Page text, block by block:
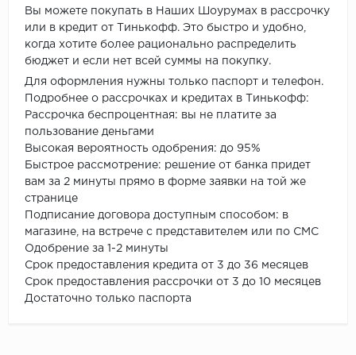
Вы можете покупать в Наших Шоурумах в рассрочку
или в кредит от Тинькофф. Это быстро и удобно,
когда хотите более рационально распределить
бюджет и если нет всей суммы на покупку.
Для оформления нужны только паспорт и телефон.
Подробнее о рассрочках и кредитах в Тинькофф:
Рассрочка беспроцентная: вы не платите за
пользование деньгами
Высокая вероятность одобрения: до 95%
Быстрое рассмотрение: решение от банка придет
вам за 2 минуты прямо в форме заявки на той же
странице
Подписание договора доступным способом: в
магазине, на встрече с представителем или по СМС
Одобрение за 1-2 минуты
Срок предоставления кредита от 3 до 36 месяцев
Срок предоставления рассрочки от 3 до 10 месяцев
Достаточно только паспорта